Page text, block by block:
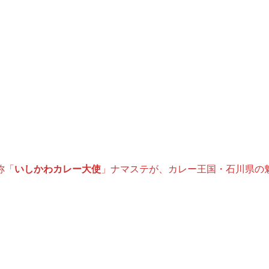
「 いしかわカレー大使 」ナマステが、カレー王国・石川県